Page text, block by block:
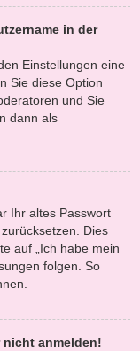
in der
Einstellungen eine
Sie diese Option
und Sie
dann als
Ihr altes Passwort
Dies
auf „Ich habe mein
folgen. So
nicht anmelden!